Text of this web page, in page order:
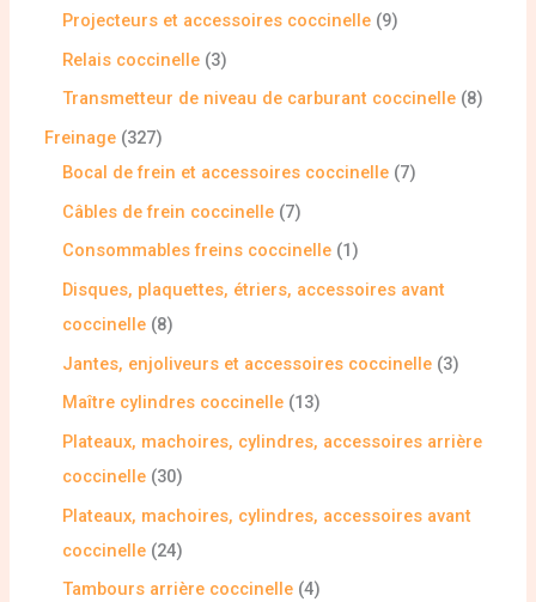
Projecteurs et accessoires coccinelle 9
Relais coccinelle 3
Transmetteur de niveau de carburant coccinelle 8
Freinage 327
Bocal de frein et accessoires coccinelle 7
Câbles de frein coccinelle 7
Consommables freins coccinelle 1
Disques, plaquettes, étriers, accessoires avant
coccinelle 8
Jantes, enjoliveurs et accessoires coccinelle 3
Maître cylindres coccinelle 13
Plateaux, machoires, cylindres, accessoires arrière
coccinelle 30
Plateaux, machoires, cylindres, accessoires avant
coccinelle 24
Tambours arrière coccinelle 4